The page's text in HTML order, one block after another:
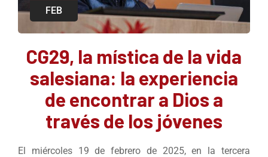
FEB
CG29, la mística de la vida
salesiana: la experiencia
de encontrar a Dios a
través de los jóvenes
El miércoles 19 de febrero de 2025, en la tercera